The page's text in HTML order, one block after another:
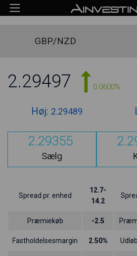
GBP/NZD
2.29497 0.0600%
Høj: 2.29489
2.29355
Sælg
Spread pr. enhed
12.7-
14.2
Præmiekøb -2.5
Fastholdelsesmargin 2.50%